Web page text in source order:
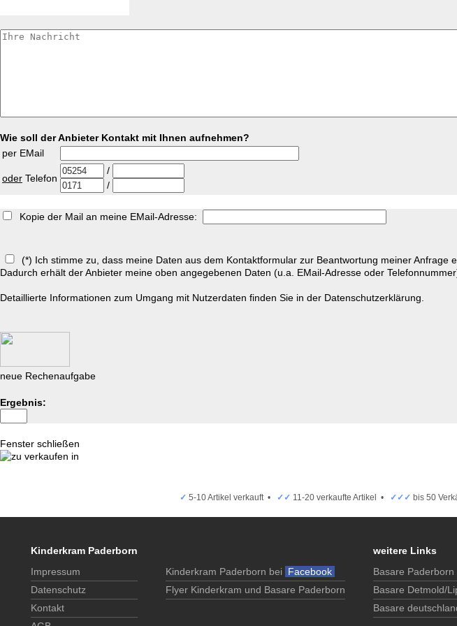
Wie soll der Anbieter Kontakt mit Ihnen aufnehmen?
per EMail
oder Telefon
/
/
Kopie der Mail an meine EMail-Adresse:
(*) Ich stimme zu, dass meine Daten aus dem Kontaktformular zur Beantwortung meiner
Dadurch erhält der Anbieter meine oben angegebenen Daten (u.a. EMail-Adresse oder
Detaillierte Informationen zum Umgang mit Nutzerdaten finden Sie in der Datenschutzerklärung.
neue Rechenaufgabe
Ergebnis:
Fenster schließen
✓ 5-10 Artikel verkauft • ✓✓ 11-20 verkaufte Artikel • ✓✓✓ bis 50
Kinderkram Paderborn
Impressum
Datenschutz
Kontakt
Kinderkram Paderborn bei
Facebook
Flyer Kinderkram und Basare Paderborn
weitere Links
Basare Paderborn
Basare Detmold/
Basare